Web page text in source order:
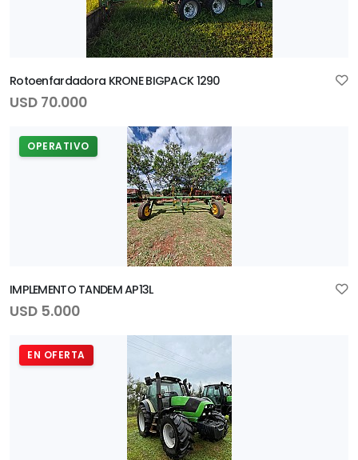
Rotoenfardadora KRONE BIGPACK 1290
USD 70.000
OPERATIVO
IMPLEMENTO TANDEM AP13L
USD 5.000
EN OFERTA